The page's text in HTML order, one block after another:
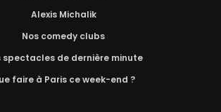
Alexis Michalik
Nos comedy clubs
spectacles de dernière minute
faire à Paris ce week-end ?